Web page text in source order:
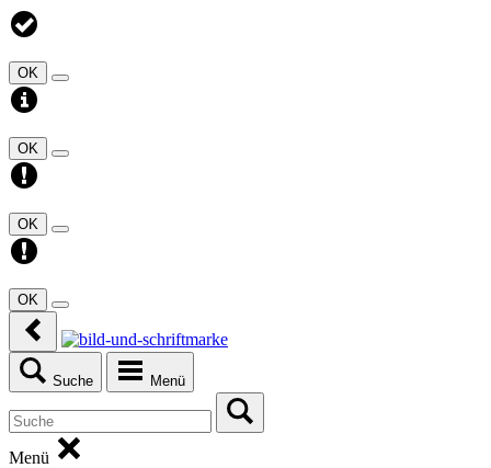
OK
OK
OK
OK
Suche Menü
Menü